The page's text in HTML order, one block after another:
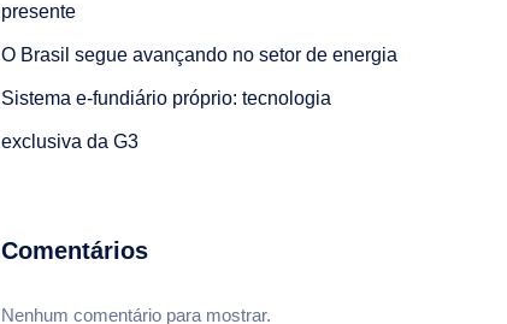
presente
O Brasil segue avançando no setor de energia
Sistema e-fundiário próprio: tecnologia
exclusiva da G3
Comentários
Nenhum comentário para mostrar.